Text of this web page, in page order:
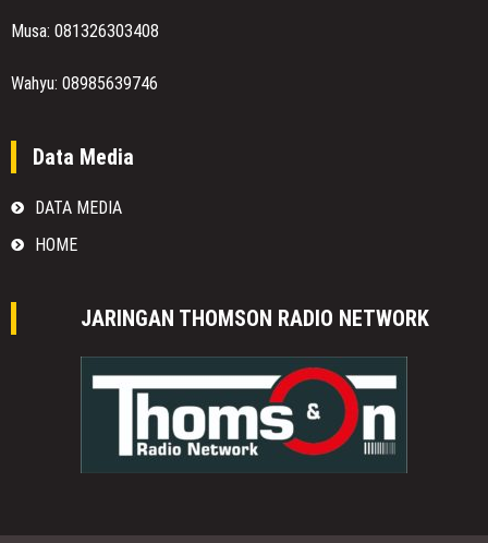
Musa: 081326303408
Wahyu: 08985639746
Data Media
DATA MEDIA
HOME
JARINGAN THOMSON RADIO NETWORK